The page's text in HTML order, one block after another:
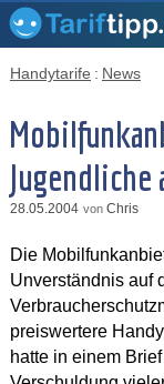
Handytarife : News
Jugendliche
28.05.2004 von Chris
Die
Unverständnis auf
preiswertere
hatte in einem